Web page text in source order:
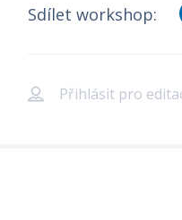
Sdílet workshop:
Přihlásit pro